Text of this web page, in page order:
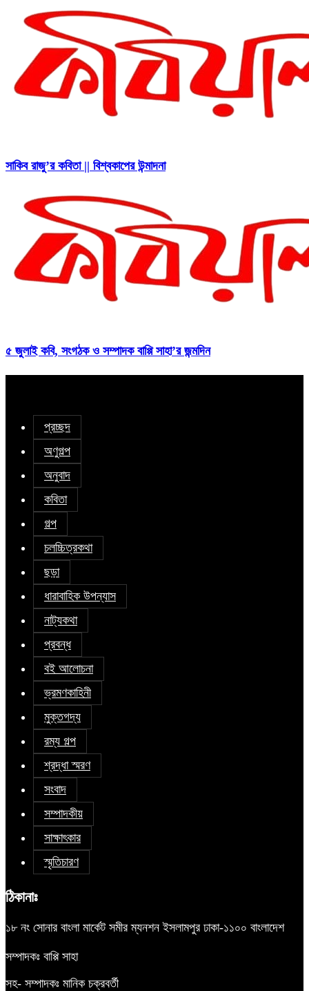
সাকিব রাজু’র কবিতা || বিশ্বকাপের উন্মাদনা
৫ জুলাই কবি, সংগঠক ও সম্পাদক বাপ্পি সাহা’র জন্মদিন
প্রচ্ছদ
অণুগল্প
অনুবাদ
কবিতা
গল্প
চলচ্চিত্রকথা
ছড়া
ধারাবাহিক উপন্যাস
নাট্যকথা
প্রবন্ধ
বই আলোচনা
ভ্রমণকাহিনী
মুক্তগদ্য
রম্য গল্প
শ্রদ্ধা স্মরণ
সংবাদ
সম্পাদকীয়
সাক্ষাৎকার
স্মৃতিচারণ
ঠিকানাঃ
১৮ নং সোনার বাংলা মার্কেট সমীর ম্যনশন ইসলামপুর ঢাকা-১১০০ বাংলাদেশ
সম্পাদকঃ বাপ্পি সাহা
সহ- সম্পাদকঃ মানিক চক্রবর্তী